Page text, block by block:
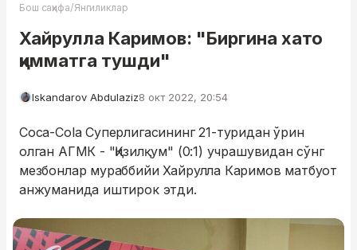
Бош саҳифа/Янгиликлар
Хайрулла Каримов: "Биргина хато
қимматга тушди"
Iskandarov Abdulaziz8 окт 2022, 20:54
Coca-Cola Суперлигасининг 21-туридан ўрин
олган АГМК - "Қизилқум" (0:1) учрашувидан сўнг
мезбонлар мураббийи Хайрулла Каримов матбуот
анжуманида иштирок этди.